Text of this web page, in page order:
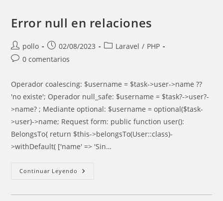
Error null en relaciones
Autor
de
pollo
Entrada
publicada:
02/08/2023
Categoría
Laravel / PHP
Comentarios
la
entrada:
0 comentarios
Operador coalescing: $username = $task->user->name ??
'no existe'; Operador null_safe: $username = $task?->user?-
>name? ; Mediante optional: $username = optional($task-
>user)->name; Request form: public function user():
BelongsTo{ return $this->belongsTo(User::class)-
>withDefault( ['name' => 'Sin…
Continuar Leyendo Error